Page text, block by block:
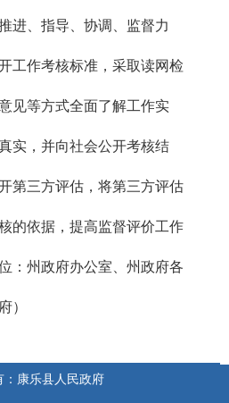
进、指导、协调、监督力
工作考核标准，采取读网检
见等方式全面了解工作实
实，并向社会公开考核结
第三方评估，将第三方评估
的依据，提高监督评价工作
：州政府办公室、州政府各
）
：康乐县人民政府